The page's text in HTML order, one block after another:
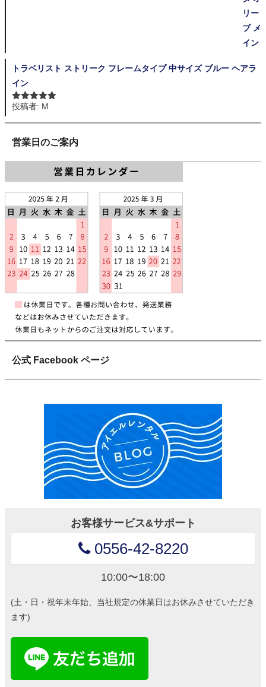
トラベリスト ストリーク フレームタイプ 中サイズ ブルー ヘアラ
イン
5段階中 5の
投稿者: M
営業日のご案内
公式 Facebook ページ
お客様サービス&サポート
0556-42-8220
10:00〜18:00
(土・日・祝年末年始、当社規定の休業日はお休みさせていただき
ます)